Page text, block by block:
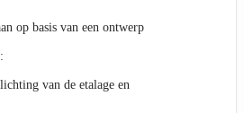
op basis van een ontwerp
van de etalage en